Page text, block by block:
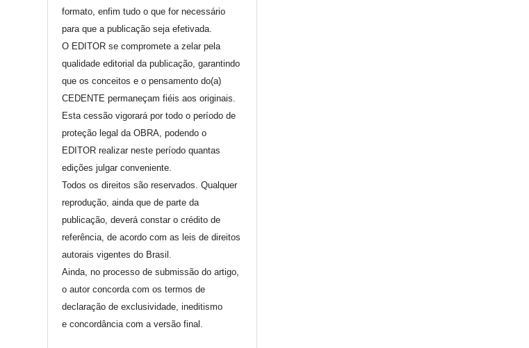
formato, enfim tudo o que for necessário
para que a publicação seja efetivada.
O EDITOR se compromete a zelar pela
qualidade editorial da publicação, garantindo
que os conceitos e o pensamento do(a)
CEDENTE permaneçam fiéis aos originais.
Esta cessão vigorará por todo o período de
proteção legal da OBRA, podendo o
EDITOR realizar neste período quantas
edições julgar conveniente.
Todos os direitos são reservados. Qualquer
reprodução, ainda que de parte da
publicação, deverá constar o crédito de
referência, de acordo com as leis de direitos
autorais vigentes do Brasil.
Ainda, no processo de submissão do artigo,
o autor concorda com os termos de
declaração de exclusividade, ineditismo
e concordância com a versão final.